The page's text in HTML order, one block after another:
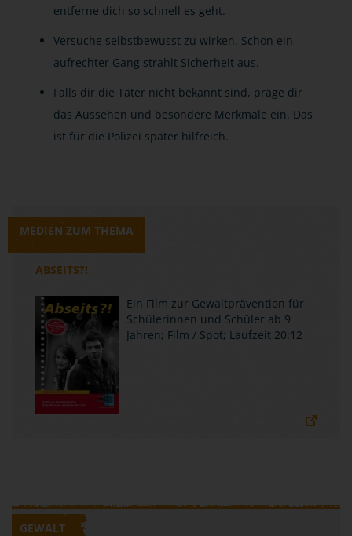
entferne dich so schnell es geht.
Versuche selbstbewusst zu wirken. Schon ein
aufrechter Gang strahlt Sicherheit aus.
Falls dir die Täter nicht bekannt sind, präge dir
das Aussehen und besondere Merkmale ein. Das
ist für die Polizei später hilfreich.
MEDIEN ZUM THEMA
ABSEITS?!
Ein Film zur Gewaltprävention für
Schülerinnen und Schüler ab 9
Jahren; Film / Spot; Laufzeit 20:12
GEWALT